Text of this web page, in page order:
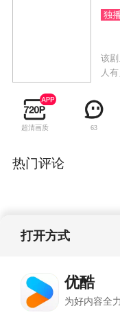
独播
该
人
宿，
超清画质 63
热门评论
打开方式
优酷
为好内容全